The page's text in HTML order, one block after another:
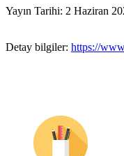
Yayın Tarihi: 2 Haziran
Detay bilgiler: https://